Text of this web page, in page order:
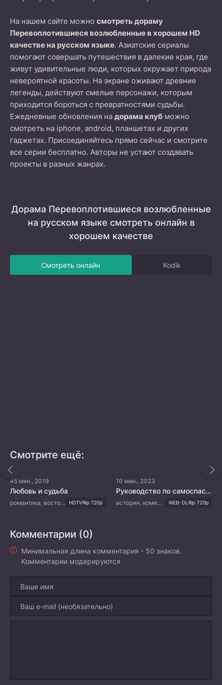
На нашем сайте можно смотреть дораму
Перевоплотившиеся возлюбленные в хорошем HD
качестве на русском языке. Азиатские сериалы
помогают совершать путешествия в далекие края, где
живут удивительные люди, которых окружает природа
невероятной красоты. На экране оживают древние
легенды, действуют смелые персонажи, которым
приходится бороться с превратностями судьбы.
Ежедневные обновления на дорама клуб можно
смотреть на iphone, android, планшетах и других
гаджетах. Присоединяйтесь прямо сейчас и смотрите
все серии бесплатно. Авторы не устают создавать
проекты в разных жанрах.
Дорама Перевоплотившиеся возлюбленные
на русском языке смотреть онлайн в
хорошем качестве
Смотреть онлайн Kodik
Смотрите ещё:
45 мин., 2019
Любовь и судьба
романтика, восточные единоборства, драма, фэнтези HDTVRip 720p
10 мин., 2023
Руководство по самоспасению для королев драмы
история, комедия, романтика, фэнтези WEB-DLRip 720p
Комментарии (0)
Минимальная длина комментария - 50 знаков.
Комментарии модерируются